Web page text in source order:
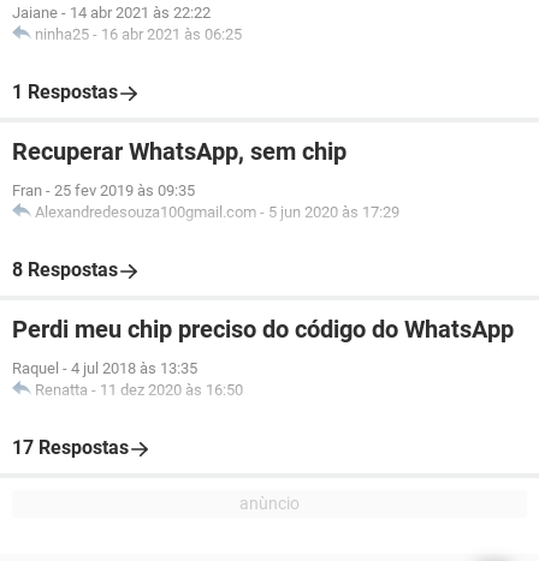
Jaiane - 14 abr 2021 às 22:22
ninha25 - 16 abr 2021 às 06:25
1 Respostas
Recuperar WhatsApp, sem chip
Fran - 25 fev 2019 às 09:35
Alexandredesouza100gmail.com - 5 jun 2020 às 17:29
8 Respostas
Perdi meu chip preciso do código do WhatsApp
Raquel - 4 jul 2018 às 13:35
Renatta - 11 dez 2020 às 16:50
17 Respostas